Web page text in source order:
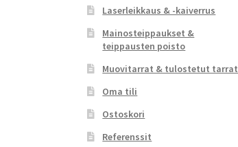
Laserleikkaus & -kaiverrus
Mainosteippaukset &
teippausten poisto
Muovitarrat & tulostetut tarrat
Oma tili
Ostoskori
Referenssit